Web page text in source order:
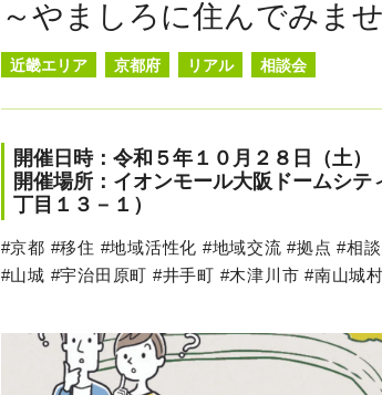
～やましろに住んでみま
近畿エリア 京都府 リアル 相談会
開催日時：令和５年１０月２８日（土
開催場所：イオンモール大阪ドームシ
丁目１３－１）
#京都 #移住 #地域活性化 #地域交流 #拠点 #相
#山城 #宇治田原町 #井手町 #木津川市 #南山城村